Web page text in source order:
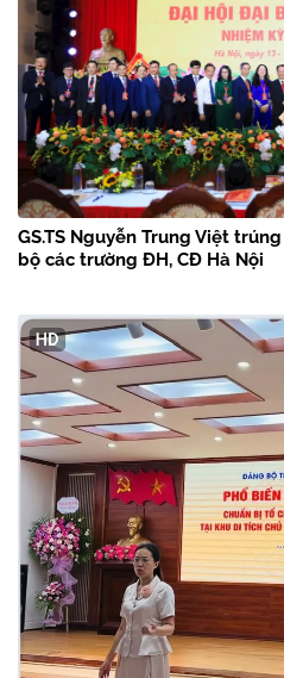
GS.TS Nguyễn Trung Việt
bộ các trường ĐH, CĐ Hà Nội